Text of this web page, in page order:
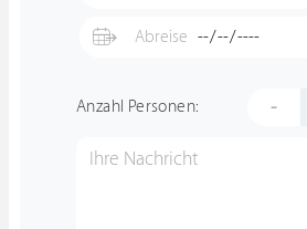
Anzahl Personen: -